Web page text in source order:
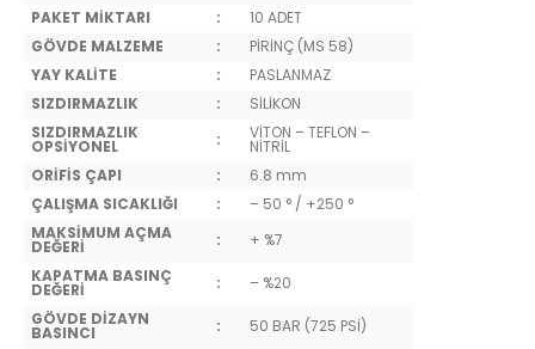
PAKET MİKTARI
:
10 ADET
GÖVDE MALZEME
:
PİRİNÇ (MS 58)
YAY KALİTE
:
PASLANMAZ
SIZDIRMAZLIK
:
SİLİKON
SIZDIRMAZLIK
OPSİYONEL : VİTON – TEFLON –
NİTRİL
ORİFİS ÇAPI
:
6.8 mm
ÇALIŞMA SICAKLIĞI
:
– 50 ° / +250 °
MAKSİMUM AÇMA
DEĞERİ :
+ %7
KAPATMA BASINÇ
DEĞERİ :
– %20
GÖVDE DİZAYN
BASINCI :
50 BAR (725 PSİ)